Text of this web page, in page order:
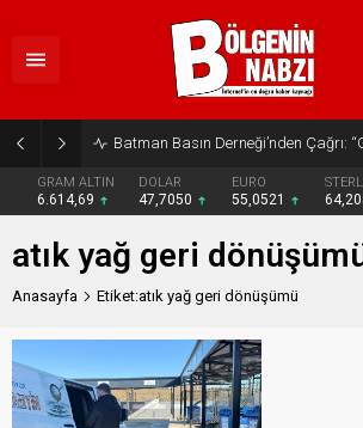
GRAM ALTIN
6.614,69
DOLAR
47,7050
EURO
55,0521
atık yağ geri
Anasayfa Etiket:atık yağ geri dönüşümü